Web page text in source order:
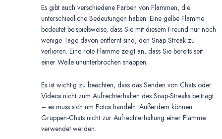
Es gibt auch verschiedene Farben von Flammen, die
unterschiedliche Bedeutungen haben. Eine gelbe Flamme
bedeutet beispielsweise, dass Sie mit diesem Freund nur noch
wenige Tage davon entfernt sind, den Snap-Streak zu
verlieren. Eine rote Flamme zeigt an, dass Sie bereits seit
einer Weile ununterbrochen snappen.
Es ist wichtig zu beachten, dass das Senden von Chats oder
Videos nicht zum Aufrechterhalten des Snap-Streaks beiträgt
– es muss sich um Fotos handeln. Außerdem können
Gruppen-Chats nicht zur Aufrechterhaltung einer Flamme
verwendet werden.